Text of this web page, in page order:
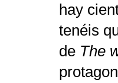
hay
tenéis
de The